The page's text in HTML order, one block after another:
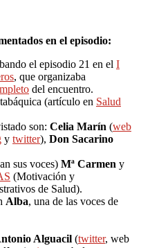
en el episodio:
el episodio 21 en el I
, que organizaba
del encuentro.
(artículo en Salud
son: Celia Marín (web
y twitter), Don Sacarino
sus voces) Mª Carmen y
(Motivación y
de Salud).
Alba, una de las voces de
Alguacil (twitter, web